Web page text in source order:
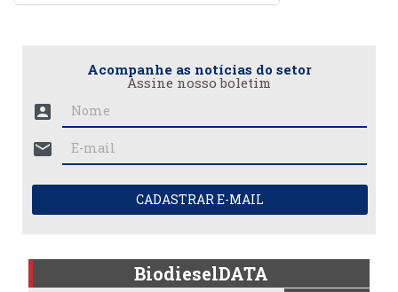
Acompanhe as notícias do setor
Assine nosso boletim
account_box
mail
CADASTRAR E-MAIL
BiodieselDATA